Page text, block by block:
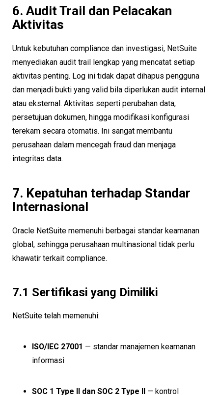
6. Audit Trail dan Pelacakan
Aktivitas
Untuk kebutuhan compliance dan investigasi, NetSuite
menyediakan audit trail lengkap yang mencatat setiap
aktivitas penting. Log ini tidak dapat dihapus pengguna
dan menjadi bukti yang valid bila diperlukan audit internal
atau eksternal. Aktivitas seperti perubahan data,
persetujuan dokumen, hingga modifikasi konfigurasi
terekam secara otomatis. Ini sangat membantu
perusahaan dalam mencegah fraud dan menjaga
integritas data.
7. Kepatuhan terhadap Standar
Internasional
Oracle NetSuite memenuhi berbagai standar keamanan
global, sehingga perusahaan multinasional tidak perlu
khawatir terkait compliance.
7.1 Sertifikasi yang Dimiliki
NetSuite telah memenuhi:
ISO/IEC 27001 — standar manajemen keamanan
informasi
SOC 1 Type II dan SOC 2 Type II — kontrol